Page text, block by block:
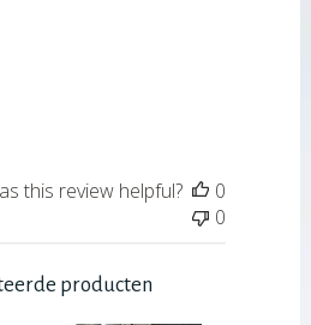
this review helpful?
0
0
producten